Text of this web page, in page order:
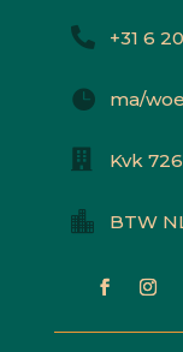
 +31 6
 ma/
 Kvk
 BTW